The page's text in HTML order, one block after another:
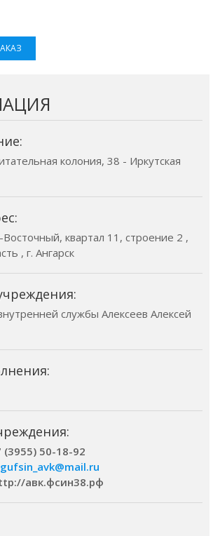
колония, 38 - Иркутская
квартал 11, строение 2 ,
, г. Ангарск
службы Алексеев Алексей
(3955) 50-18-92
gufsin_avk@mail.ru
авк.фсин38.рф